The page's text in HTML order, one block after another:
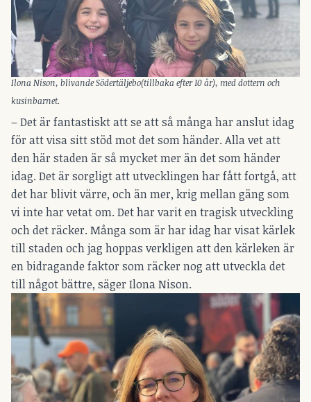
Ilona Nison, blivande Södertäljebo(tillbaka efter 10 år), med dottern och
kusinbarnet.
– Det är fantastiskt att se att så många har anslut idag
för att visa sitt stöd mot det som händer. Alla vet att
den här staden är så mycket mer än det som händer
idag. Det är sorgligt att utvecklingen har fått fortgå, att
det har blivit värre, och än mer, krig mellan gäng som
vi inte har vetat om. Det har varit en tragisk utveckling
och det räcker. Många som är har idag har visat kärlek
till staden och jag hoppas verkligen att den kärleken är
en bidragande faktor som räcker nog att utveckla det
till något bättre, säger Ilona Nison.